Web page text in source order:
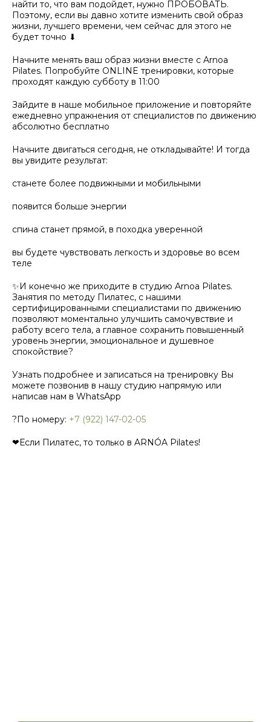
найти то, что вам подойдет, нужно ПРОБОВАТЬ.
Поэтому, если вы давно хотите изменить свой образ
жизни, лучшего времени, чем сейчас для этого не
будет точно ⬇
Начните менять ваш образ жизни вместе с Arnoa
Pilates. Попробуйте ONLINE тренировки, которые
проходят каждую субботу в 11:00
Зайдите в наше мобильное приложение и повторяйте
ежедневно упражнения от специалистов по движению
абсолютно бесплатно
Начните двигаться сегодня, не откладывайте! И тогда
вы увидите результат:
станете более подвижными и мобильными
появится больше энергии
спина станет прямой, в походка уверенной
вы будете чувствовать легкость и здоровье во всем
теле
✨И конечно же приходите в студию Arnoa Pilates.
Занятия по методу Пилатес, с нашими
сертифицированными специалистами по движению
позволяют моментально улучшить самочувствие и
работу всего тела, а главное сохранить повышенный
уровень энергии, эмоциональное и душевное
спокойствие?
Узнать подробнее и записаться на тренировку Вы
можете позвонив в нашу студию напрямую или
написав нам в WhatsApp
?По номеру: +7 (922) 147-02-05
❤Если Пилатес, то только в ARNÓA Pilates!